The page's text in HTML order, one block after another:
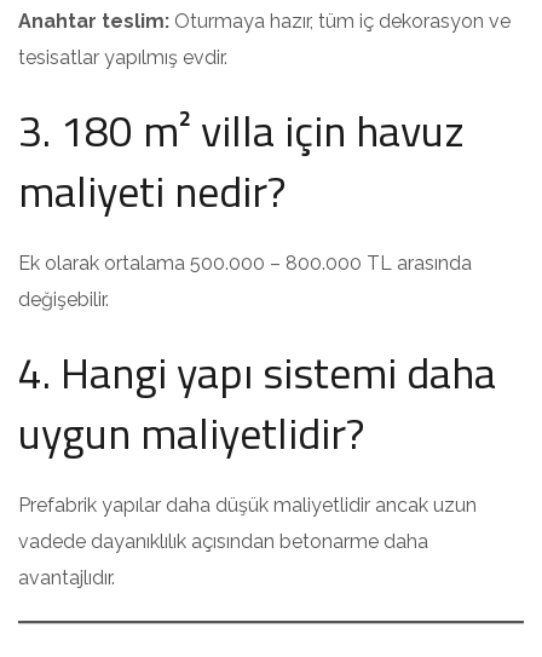
Anahtar teslim: Oturmaya hazır, tüm iç dekorasyon ve
tesisatlar yapılmış evdir.
3. 180 m² villa için havuz
maliyeti nedir?
Ek olarak ortalama 500.000 – 800.000 TL arasında
değişebilir.
4. Hangi yapı sistemi daha
uygun maliyetlidir?
Prefabrik yapılar daha düşük maliyetlidir ancak uzun
vadede dayanıklılık açısından betonarme daha
avantajlıdır.